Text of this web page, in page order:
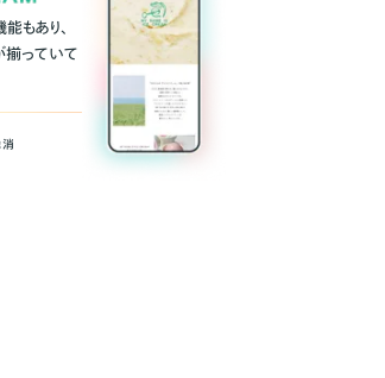
もあり、
っていて